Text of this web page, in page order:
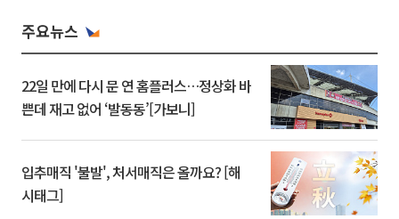
주요뉴스
22일 만에 다시 문 연 홈플러스…정상화 바
쁜데 재고 없어 ‘발동동’[가보니]
입추매직 '불발', 처서매직은 올까요? [해
시태그]